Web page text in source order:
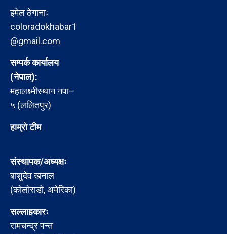
इमेल ठेगानाः
coloradokhabar1
@gmail.com
सम्पर्क कार्यालय
(नेपाल):
महालक्ष्मीस्थान नपा–
५ (ललितपुर)
हाम्रो टीम
संस्थापक/अध्यक्षः
बाशुदेव खनाल
(कोलोराडो, अमेरिका)
सल्लाहकारः
रामचन्द्र पन्त